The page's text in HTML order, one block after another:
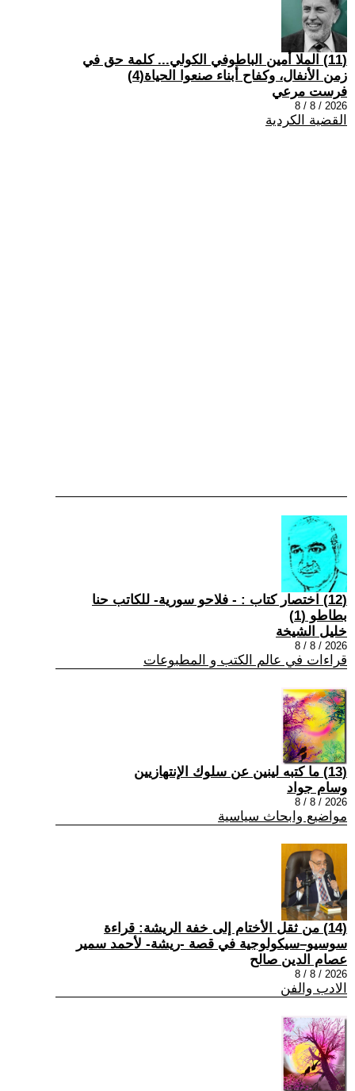
(11) الملا أمين الباطوفي الكولي... كلمة حق في
زمن الأنفال، وكفاح أبناء صنعوا الحياة(4)
فرست مرعي
2026 / 8 / 8
القضية الكردية
(12) اختصار كتاب : - فلاحو سورية- للكاتب حنا
بطاطو (1)
خليل الشيخة
2026 / 8 / 8
قراءات في عالم الكتب و المطبوعات
(13) ما كتبه لينين عن سلوك الإنتهازيين
وسام جواد
2026 / 8 / 8
مواضيع وابحاث سياسية
(14) من ثقل الأختام إلى خفة الريشة: قراءة
سوسيو–سيكولوجية في قصة -ريشة- لأحمد سمير
عصام الدين صالح
2026 / 8 / 8
الادب والفن